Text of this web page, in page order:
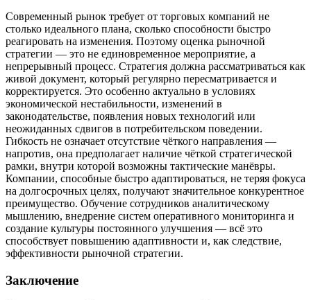
Современный рынок требует от торговых компаний не
столько идеального плана, сколько способности быстро
реагировать на изменения. Поэтому оценка рыночной
стратегии — это не единовременное мероприятие, а
непрерывный процесс. Стратегия должна рассматриваться как
живой документ, который регулярно пересматривается и
корректируется. Это особенно актуально в условиях
экономической нестабильности, изменений в
законодательстве, появления новых технологий или
неожиданных сдвигов в потребительском поведении.
Гибкость не означает отсутствие чёткого направления —
напротив, она предполагает наличие чёткой стратегической
рамки, внутри которой возможны тактические манёвры.
Компании, способные быстро адаптироваться, не теряя фокуса
на долгосрочных целях, получают значительное конкурентное
преимущество. Обучение сотрудников аналитическому
мышлению, внедрение систем оперативного мониторинга и
создание культуры постоянного улучшения — всё это
способствует повышению адаптивности и, как следствие,
эффективности рыночной стратегии.
Заключение